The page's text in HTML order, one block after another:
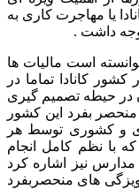
یا مهاجرت کاری به
داشت .
است مالیات ها
کانادا تماما در
در حیطه تصمیم گیری
بفرد این کشور
و کشوری توسط هر
با نظم کامل انجام
نیز اشاره کرد
های منحصربفرد